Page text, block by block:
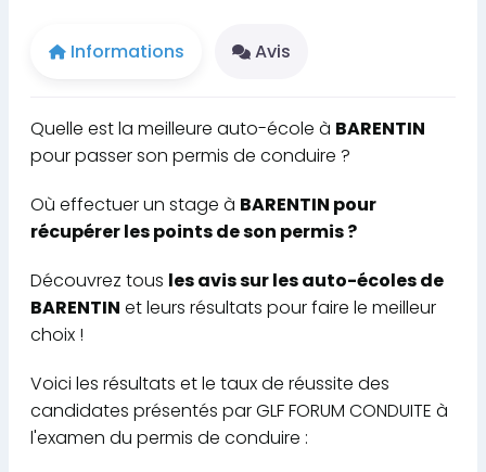
Informations Avis
Quelle est la meilleure auto-école à BARENTIN
pour passer son permis de conduire ?
Où effectuer un stage à BARENTIN pour
récupérer les points de son permis ?
Découvrez tous les avis sur les auto-écoles de
BARENTIN et leurs résultats pour faire le meilleur
choix !
Voici les résultats et le taux de réussite des
candidates présentés par GLF FORUM CONDUITE à
l'examen du permis de conduire :